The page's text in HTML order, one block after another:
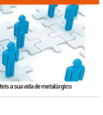
a sua vida de metalúrgico